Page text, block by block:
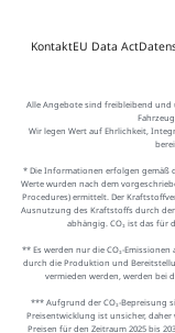
KontaktEU Data Act
Alle Angebote sind freibleibend und
Wir legen Wert auf Ehrlichkeit,
* Die Informationen erfolgen gemäß
Werte wurden nach dem
Procedures) ermittelt. Der
Ausnutzung des Kraftstoffs durch
abhängig. CO₂ ist das für
** Es werden nur die CO₂-
durch die Produktion und
vermieden werden, werden bei
*** Aufgrund der CO₂-Bepreisung
Preisentwicklung ist unsicher, daher
Preisen für den Zeitraum 2025 bis